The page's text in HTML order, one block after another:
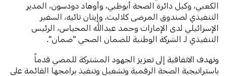
الكعبي، وكيل دائرة الصحة أبوظبي، وأوهاد دودسون، المدير
التنفيذي لصندوق المرضى كلاليت، وإيتان نائيه، السفير
الإسرائيلي لدى الإمارات وحمد عبدالله المحياس، الرئيس
التنفيذي لـ الشركة الوطنية للضمان الصحي "ضمان".
وتهدف الاتفاقية إلى تعزيز الجهود المشتركة للمضي قدماً
باستراتيجية الصحة الرقمية وتشغيل وتنفيذ برامجها القائمة على